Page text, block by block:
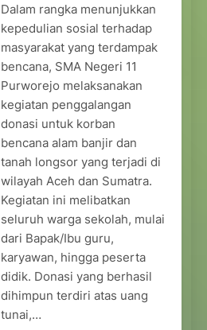
Dalam rangka menunjukkan
kepedulian sosial terhadap
masyarakat yang terdampak
bencana, SMA Negeri 11
Purworejo melaksanakan
kegiatan penggalangan
donasi untuk korban
bencana alam banjir dan
tanah longsor yang terjadi di
wilayah Aceh dan Sumatra.
Kegiatan ini melibatkan
seluruh warga sekolah, mulai
dari Bapak/Ibu guru,
karyawan, hingga peserta
didik. Donasi yang berhasil
dihimpun terdiri atas uang
tunai,…